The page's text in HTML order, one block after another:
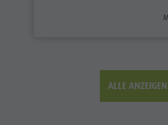
ALLE ANZEIGEN